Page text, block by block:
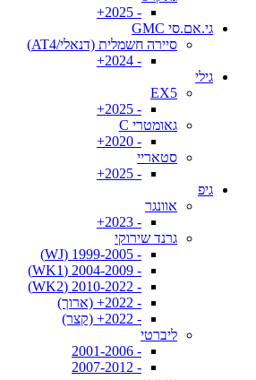
- 2025+
גי.אם.סי GMC
סיירה חשמלית (דנאלי/AT4)
- 2024+
גילי
EX5
- 2025+
גאומטרי C
- 2020+
סטאריי
- 2025+
גיפ
אוונגר
- 2023+
גרנד שירוקי
- 1999-2005 (WJ)
- 2004-2009 (WK1)
- 2010-2022 (WK2)
- 2022+ (ארוך)
- 2022+ (קצר)
ליברטי
- 2001-2006
- 2007-2012